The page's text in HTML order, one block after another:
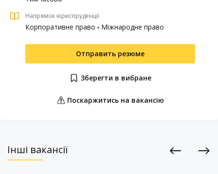
Напрямок юриспруденції
Корпоративне право Міжнародне право
Отправить резюме
Зберегти в вибране
Поскаржитись на вакансію
Інші вакансії